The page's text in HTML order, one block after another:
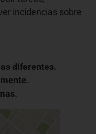
incidencias sobre
diferentes.